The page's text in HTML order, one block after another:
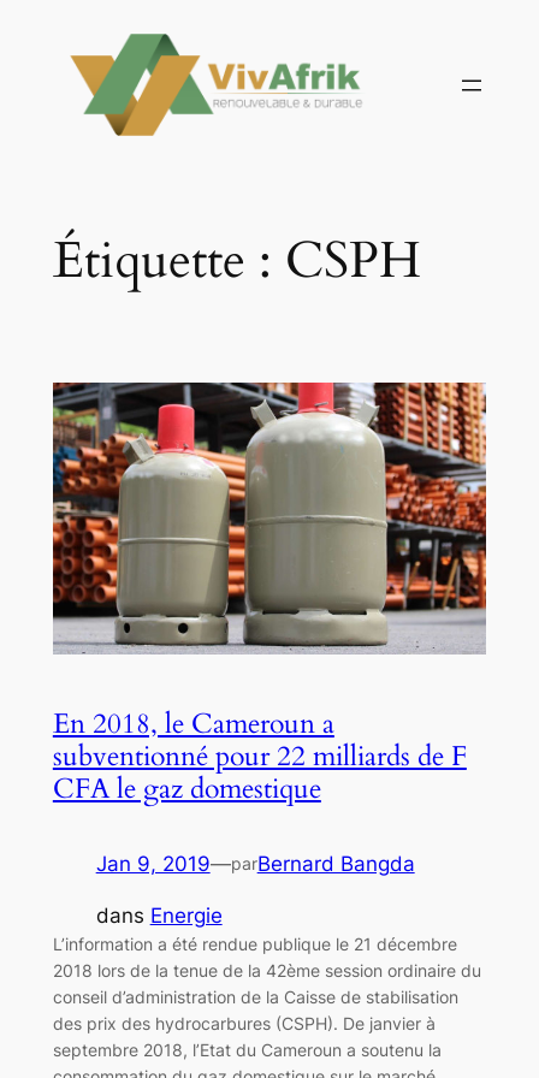
contenu
Étiquette : CSPH
En 2018, le Cameroun a
subventionné pour 22 milliards de F
CFA le gaz domestique
Jan 9, 2019—parBernard Bangda
dans Energie
L’information a été rendue publique le 21 décembre
2018 lors de la tenue de la 42ème session ordinaire du
conseil d’administration de la Caisse de stabilisation
des prix des hydrocarbures (CSPH). De janvier à
septembre 2018, l’Etat du Cameroun a soutenu la